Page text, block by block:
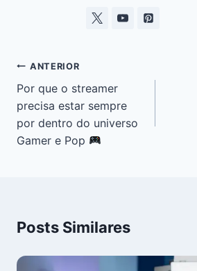
ANTERIOR
Por que o streamer
precisa estar sempre
por dentro do universo
Gamer e Pop
Posts Similares